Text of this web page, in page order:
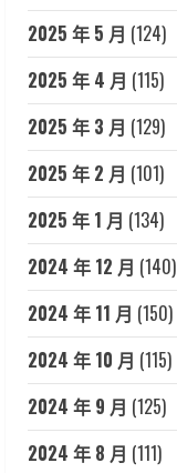
2025 年 5 月 (124)
2025 年 4 月 (115)
2025 年 3 月 (129)
2025 年 2 月 (101)
2025 年 1 月 (134)
2024 年 12 月 (140)
2024 年 11 月 (150)
2024 年 10 月 (115)
2024 年 9 月 (125)
2024 年 8 月 (111)